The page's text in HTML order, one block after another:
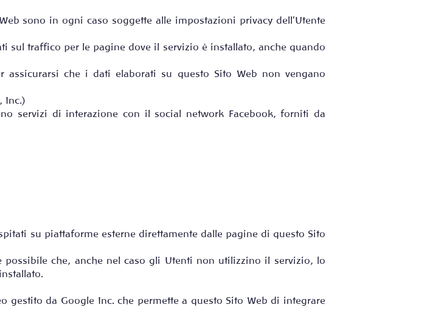
sono in ogni caso soggette alle impostazioni privacy dell’Utente
sul traffico per le pagine dove il servizio è installato, anche quando
assicurarsi che i dati elaborati su questo Sito Web non vengano
Inc.)
servizi di interazione con il social network Facebook, forniti da
su piattaforme esterne direttamente dalle pagine di questo Sito
che, anche nel caso gli Utenti non utilizzino il servizio, lo
gestito da Google Inc. che permette a questo Sito Web di integrare